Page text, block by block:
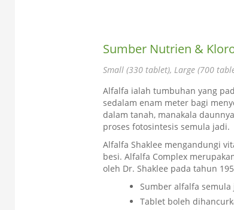
Sumber Nutrien &
Small (330 tablet), Large (700
Alfalfa ialah tumbuhan yang
sedalam enam meter bagi
dalam tanah, manakala
proses fotosintesis semula jadi.
Alfalfa Shaklee mengandungi
besi. Alfalfa Complex
oleh Dr. Shaklee pada tahun
Sumber alfalfa semula
Tablet boleh